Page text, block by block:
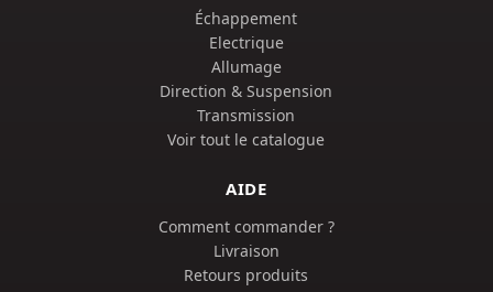
Échappement
Electrique
Allumage
Direction & Suspension
Transmission
Voir tout le catalogue
AIDE
Comment commander ?
Livraison
Retours produits